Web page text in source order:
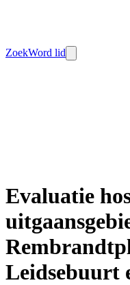
ZoekWord lid
Evaluatie
Leidsebuurt